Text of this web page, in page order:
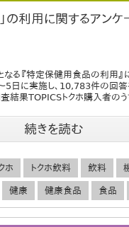
の利用に関するアンケ
なる『特定保健用食品の利用』
日に実施し、10,783件の回答
結果TOPICSトクホ購入者のう
続きを読む
ホ トクホ飲料 飲料
健康 健康食品 食品